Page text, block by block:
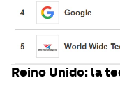
Reino Unido: la